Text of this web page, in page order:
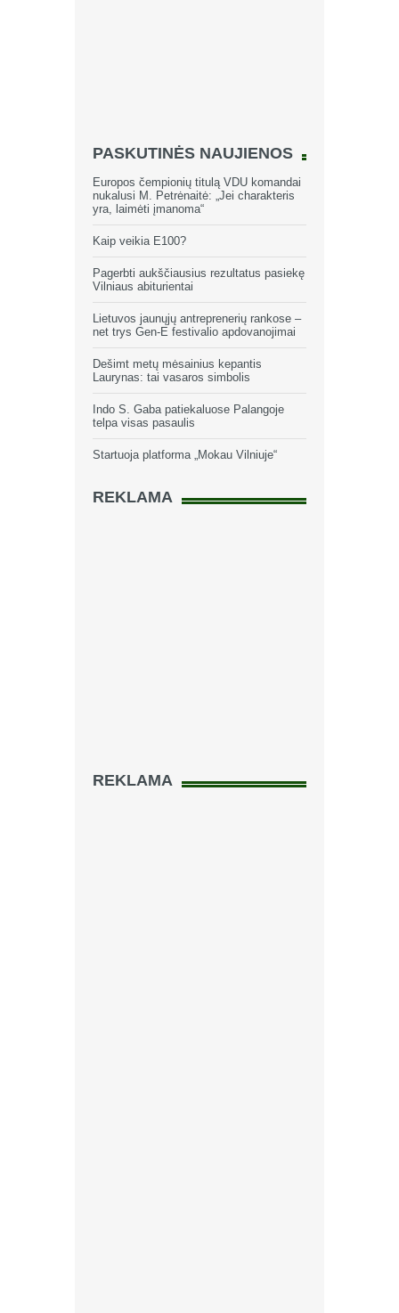
PASKUTINĖS NAUJIENOS
Europos čempionių titulą VDU komandai
nukalusi M. Petrėnaitė: „Jei charakteris
yra, laimėti įmanoma“
Kaip veikia E100?
Pagerbti aukščiausius rezultatus pasiekę
Vilniaus abiturientai
Lietuvos jaunųjų antreprenerių rankose –
net trys Gen-E festivalio apdovanojimai
Dešimt metų mėsainius kepantis
Laurynas: tai vasaros simbolis
Indo S. Gaba patiekaluose Palangoje
telpa visas pasaulis
Startuoja platforma „Mokau Vilniuje“
REKLAMA
REKLAMA